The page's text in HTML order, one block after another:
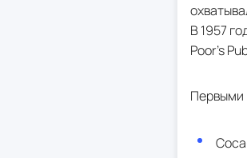
В 1957
Poor's
Первыми